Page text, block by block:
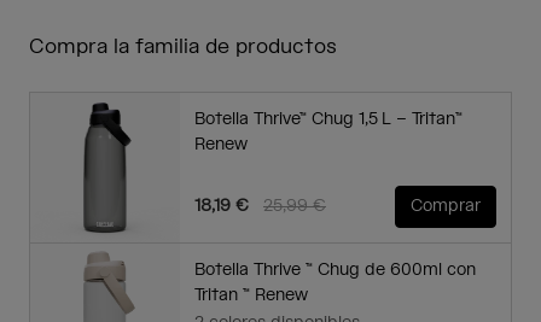
Compra la familia de productos
Botella Thrive™ Chug 1,5 L – Tritan™
Renew
Price reduced from
25,99 €to
18,19 € Comprar
Botella Thrive ™ Chug de 600ml con
Tritan ™ Renew